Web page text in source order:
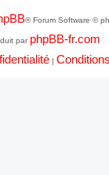
® Forum Software ©
par phpBB-fr.com
| Conditions